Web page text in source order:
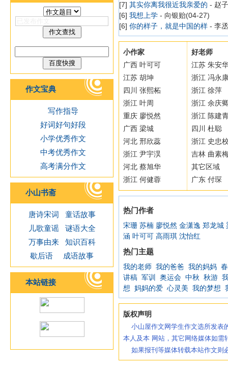
作文宝典
写作指导
好词好句好段
小学优秀作文
中考优秀作文
高考满分作文
小山书斋
唐诗宋词
童话故事
儿歌童谣
谜语大全
万事由来
知识百科
歇后语
成语故事
本站链接
[7] 其实你离我很近我亲爱的 - 赵
[6] 我想上学 - 向银贻(04-27)
[6] 你的样子，就是中国的样 - 李
小作家
广西 叶可可
江苏 胡坤
四川 张熙柘
浙江 叶周
重庆 廖悦然
广西 梁城
河北 邢欣蕊
浙江 尹宇淏
河北 蔡旭华
浙江 何健蓉
好老师
江苏 朱安
浙江 冯永
浙江 徐萍
浙江 余庆
浙江 陈建
四川 杜聪
浙江 史忠
吉林 曲素
其它区域
广东 付琛
热门作者
宋珊 苏楠 廖悦然 金潇逸 郑龙城
涵 叶可可 高雨琪 沈怡红
热门主题
我的老师 我的爸爸 我的妈妈
讲稿 军训 奥运会 中秋 秋游
想 妈妈的爱 心灵美 我的梦想
版权声明
小山屋作文网学生作文选所发表
本人及本 网站，其它网络媒体如需
如果报刊等媒体转载本站作文则